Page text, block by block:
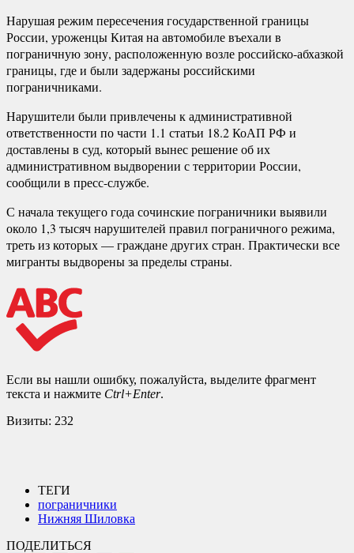
Нарушая режим пересечения государственной границы
России, уроженцы Китая на автомобиле въехали в
пограничную зону, расположенную возле российско-абхазкой
границы, где и были задержаны российскими
пограничниками.
Нарушители были привлечены к административной
ответственности по части 1.1 статьи 18.2 КоАП РФ и
доставлены в суд, который вынес решение об их
административном выдворении с территории России,
сообщили в пресс-службе.
С начала текущего года сочинские пограничники выявили
около 1,3 тысяч нарушителей правил пограничного режима,
треть из которых — граждане других стран. Практически все
мигранты выдворены за пределы страны.
Если вы нашли ошибку, пожалуйста, выделите фрагмент
текста и нажмите Ctrl+Enter.
Визиты: 232
ТЕГИ
пограничники
Нижняя Шиловка
ПОДЕЛИТЬСЯ